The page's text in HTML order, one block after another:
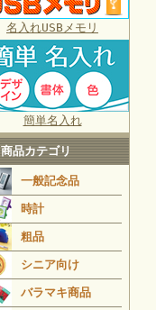
名入れUSBメモリ
簡単名入れ
商品カテゴリ
一般記念品
時計
粗品
シニア向け
バラマキ商品